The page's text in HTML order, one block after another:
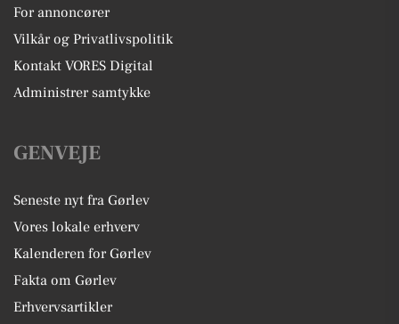
For annoncører
Vilkår og Privatlivspolitik
Kontakt VORES Digital
Administrer samtykke
GENVEJE
Seneste nyt fra Gørlev
Vores lokale erhverv
Kalenderen for Gørlev
Fakta om Gørlev
Erhvervsartikler